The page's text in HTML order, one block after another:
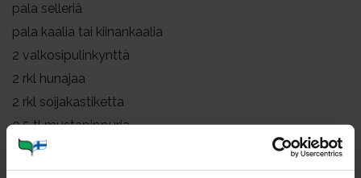
pala selleriä
pala kaalia tai kiinankaalia
2 valkosipulinkynttä
2 rkl hunajaa
2 rkl soijakastiketta
0.5tl mustapippuria
suolaa
4dl vettä